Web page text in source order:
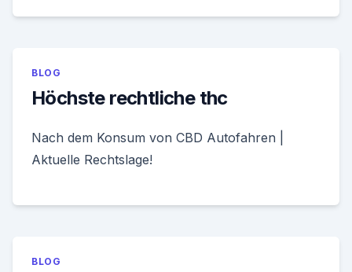
BLOG
Höchste rechtliche thc
Nach dem Konsum von CBD Autofahren |
Aktuelle Rechtslage!
BLOG